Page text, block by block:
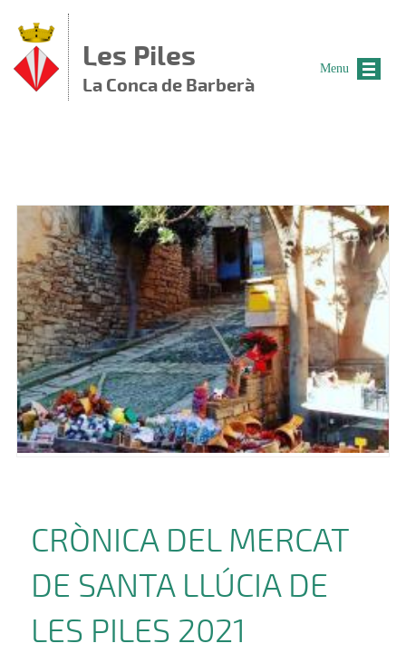
Les Piles
La Conca de Barberà
CRÒNICA DEL MERCAT
DE SANTA LLÚCIA DE
LES PILES 2021
Menu